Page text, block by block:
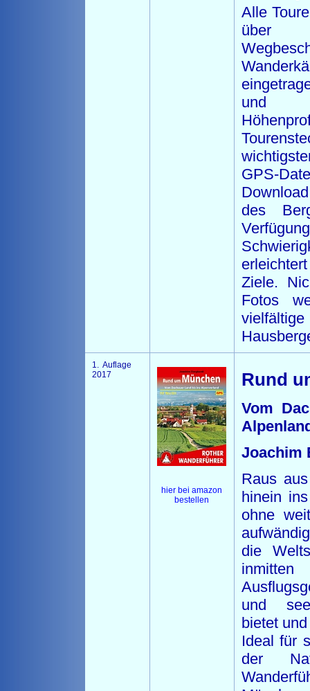
Alle
über
und
GPS-
des
Ziele.
Fotos
1. Auflage
2017
hier bei amazon
bestellen
Rund
Vom
Joachim
Raus
hinein
ohne
die
und
bietet
Ideal für
der